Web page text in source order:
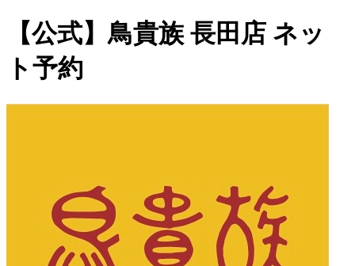
【公式】鳥貴族 長田店 ネッ
ト予約